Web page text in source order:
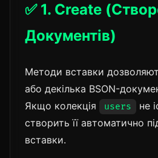
✅ 1. Create
Документів)
Методи вставки
або декілька BSON-
Якщо колекція
users
не
створить її автоматично
вставки.